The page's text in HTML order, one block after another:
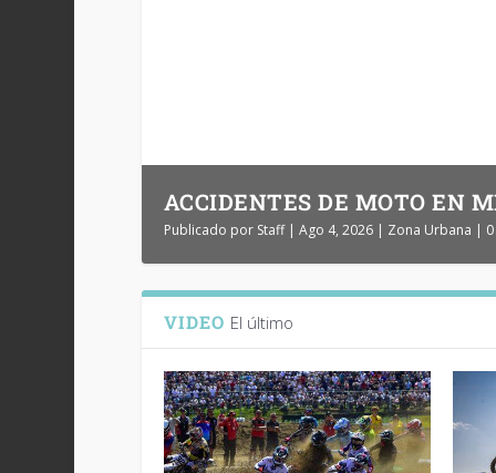
HONDA POWERHOUSE
Publicado por Staff| Ago 6, 2026| Zona Urbana | 0
ACCIDENTES DE MOTO EN
Publicado por Staff| Ago 4, 2026| Zona Urbana | 0
VIDEO El último